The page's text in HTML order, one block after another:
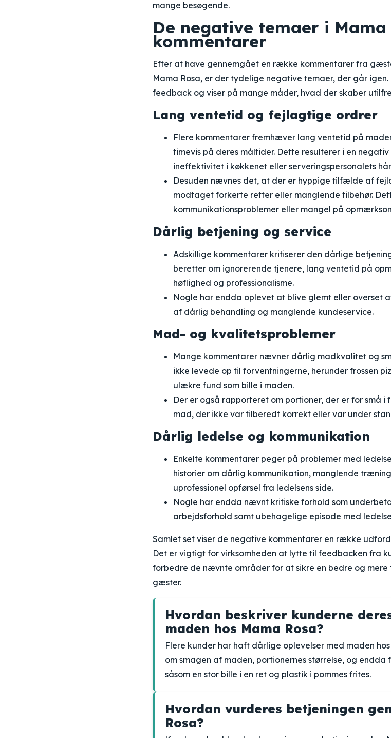
mange besøgende.
De negative temaer i Mama
kommentarer
Efter at have gennemgået en række kommentarer fra
Mama Rosa, er der tydelige negative temaer, der går
feedback og viser på mange måder, hvad der skaber
Lang ventetid og fejlagtige ordrer
Flere kommentarer fremhæver lang ventetid på
timevis på deres måltider. Dette resulterer i en
ineffektivitet i køkkenet eller serveringspersonalets
Desuden nævnes det, at der er hyppige tilfælde af
modtaget forkerte retter eller manglende tilbehør.
kommunikationsproblemer eller mangel på
Dårlig betjening og service
Adskillige kommentarer kritiserer den dårlige
beretter om ignorerende tjenere, lang ventetid på
høflighed og professionalisme.
Nogle har endda oplevet at blive glemt eller overset
af dårlig behandling og manglende kundeservice.
Mad- og kvalitetsproblemer
Mange kommentarer nævner dårlig madkvalitet og
ikke levede op til forventningerne, herunder frossen
ulækre fund som bille i maden.
Der er også rapporteret om portioner, der er for små
mad, der ikke var tilberedt korrekt eller var under
Dårlig ledelse og kommunikation
Enkelte kommentarer peger på problemer med
historier om dårlig kommunikation, manglende
uprofessionel opførsel fra ledelsens side.
Nogle har endda nævnt kritiske forhold som
arbejdsforhold samt ubehagelige episode med
Samlet set viser de negative kommentarer en række
Det er vigtigt for virksomheden at lytte til feedbacken fra
forbedre de nævnte områder for at sikre en bedre og
gæster.
Hvordan beskriver kunderne
maden hos Mama Rosa?
Flere kunder har haft dårlige oplevelser med maden
om smagen af maden, portionernes størrelse, og
såsom en stor bille i en ret og plastik i pommes frites.
Hvordan vurderes betjeningen
Rosa?